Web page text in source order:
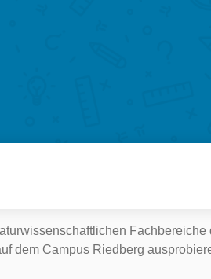
dem Campus Riedberg